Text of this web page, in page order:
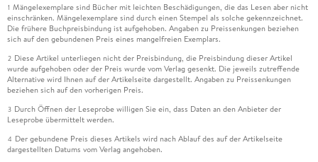
1 Mängelexemplare sind Bücher mit leichten Beschädigungen, die das Lesen aber nicht
einschränken. Mängelexemplare sind durch einen Stempel als solche gekennzeichnet.
Die frühere Buchpreisbindung ist aufgehoben. Angaben zu Preissenkungen beziehen
sich auf den gebundenen Preis eines mangelfreien Exemplars.
2 Diese Artikel unterliegen nicht der Preisbindung, die Preisbindung dieser Artikel
wurde aufgehoben oder der Preis wurde vom Verlag gesenkt. Die jeweils zutreffende
Alternative wird Ihnen auf der Artikelseite dargestellt. Angaben zu Preissenkungen
beziehen sich auf den vorherigen Preis.
3 Durch Öffnen der Leseprobe willigen Sie ein, dass Daten an den Anbieter der
Leseprobe übermittelt werden.
4 Der gebundene Preis dieses Artikels wird nach Ablauf des auf der Artikelseite
dargestellten Datums vom Verlag angehoben.